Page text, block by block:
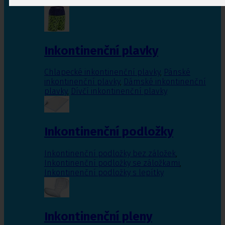
Inkontinenční plavky
Chlapecké inkontinenční plavky, Pánské
inkontinenční plavky, Dámské inkontinenční
plavky, Dívčí inkontinenční plavky
Inkontinenční podložky
Inkontinenční podložky bez záložek,
Inkontinenční podložky se záložkami,
Inkontinenční podložky s lepítky
Inkontinenční pleny